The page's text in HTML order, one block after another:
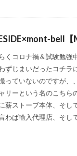
bell
くコロナ禍＆試験勉強
ずじまいだったコチラ
っていないのですが、
リーという名のこちら
薪ストーブ本体、そし
わば輸入代理店、そし